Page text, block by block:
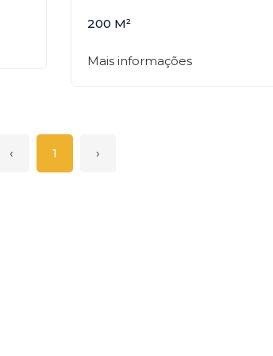
200 M²
Mais informações
‹ 1 ›